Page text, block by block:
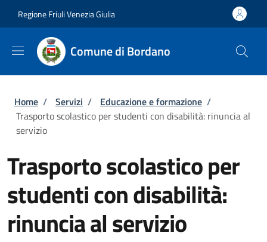
Regione Friuli Venezia Giulia
Comune di Bordano
Briciole di pane
Home / Servizi / Educazione e formazione /
Trasporto scolastico per studenti con disabilità: rinuncia al
servizio
Trasporto scolastico per
studenti con disabilità:
rinuncia al servizio